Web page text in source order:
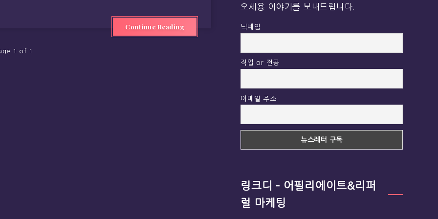
Continue Reading
1 of 1
오세용 이야기를 보내드립니다.
닉네임
직업 or 전공
이메일 주소
링크디 – 어필리에이트&리퍼
럴 마케팅